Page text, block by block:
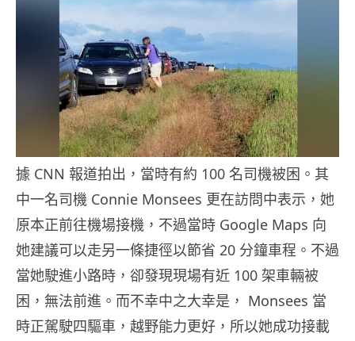
據 CNN 報道拍出，當時有約 100 名司機被困。其
中一名司機 Connie Monsees 更在訪問中表示，她
原本正前往機場接機，不過當時 Google Maps 向
她建議可以走另一條捷徑以節省 20 分鐘車程。不過
當她駛進小路時，卻發現現場有近 100 架車輛被
困，無法前進。而不幸中之大幸是， Monsees 當
時正駕駛四驅車，越野能力更好，所以她成功接載